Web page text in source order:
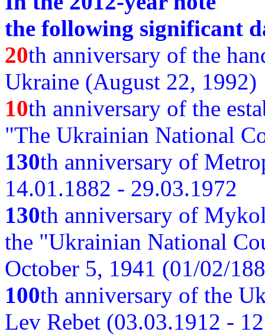
the following significant
20th anniversary of the
Ukraine (August 22, 1992)
10th anniversary of the
"The Ukrainian National
130th anniversary of
14.01.1882 - 29.03.1972
130th anniversary of
the "Ukrainian National
October 5, 1941 (01/02/
100th anniversary of the
Lev Rebet (03.03.1912 -